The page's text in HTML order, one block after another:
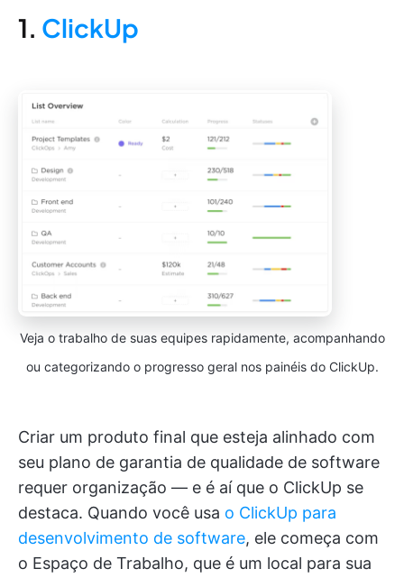
1. ClickUp
Veja o trabalho de suas equipes rapidamente, acompanhando
ou categorizando o progresso geral nos painéis do ClickUp.
Criar um produto final que esteja alinhado com
seu plano de garantia de qualidade de software
requer organização — e é aí que o ClickUp se
destaca. Quando você usa o ClickUp para
desenvolvimento de software, ele começa com
o Espaço de Trabalho, que é um local para sua